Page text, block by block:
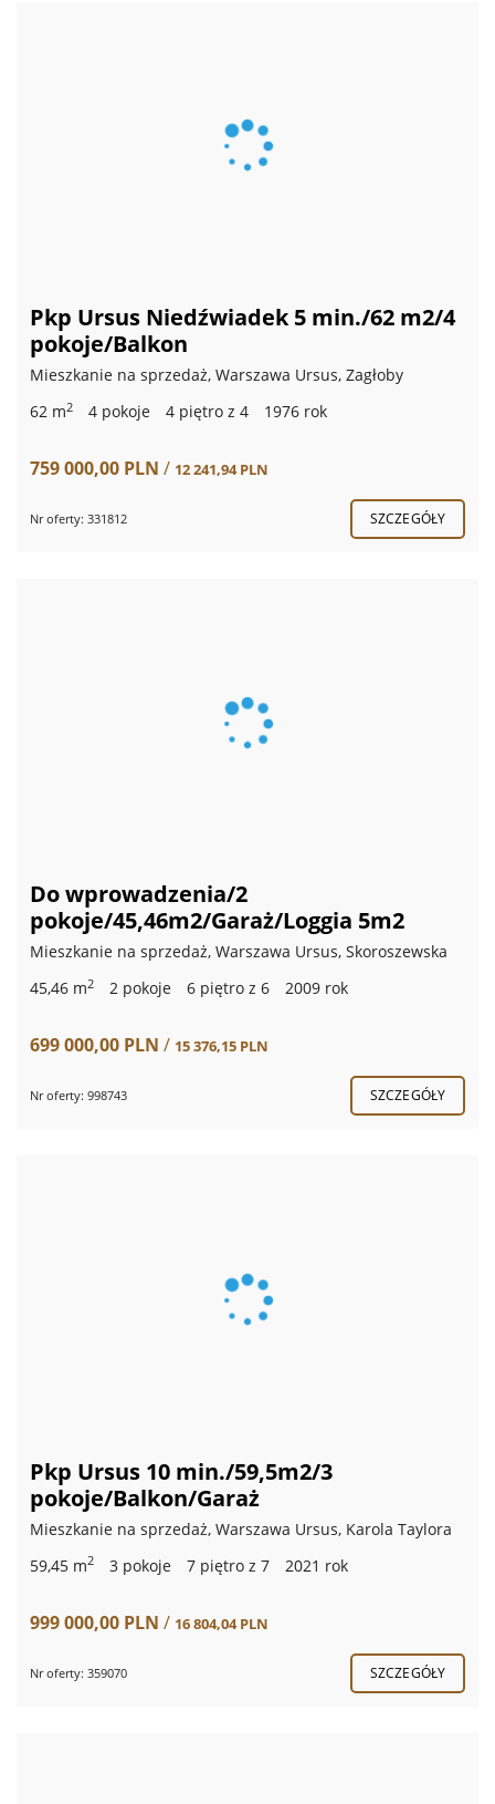
Pkp Ursus Niedźwiadek 5 min./62 m2/4
pokoje/Balkon
Mieszkanie na sprzedaż, Warszawa Ursus, Zagłoby
62 m2 4 pokoje 4 piętro z 4 1976 rok
759 000,00 PLN / 12 241,94 PLN
Nr oferty: 331812 SZCZEGÓŁY
Do wprowadzenia/2
pokoje/45,46m2/Garaż/Loggia 5m2
Mieszkanie na sprzedaż, Warszawa Ursus, Skoroszewska
45,46 m2 2 pokoje 6 piętro z 6 2009 rok
699 000,00 PLN / 15 376,15 PLN
Nr oferty: 998743 SZCZEGÓŁY
Pkp Ursus 10 min./59,5m2/3
pokoje/Balkon/Garaż
Mieszkanie na sprzedaż, Warszawa Ursus, Karola Taylora
59,45 m2 3 pokoje 7 piętro z 7 2021 rok
999 000,00 PLN / 16 804,04 PLN
Nr oferty: 359070 SZCZEGÓŁY